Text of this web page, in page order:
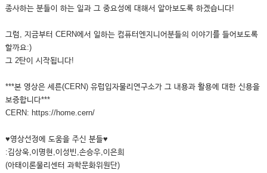
종사하는 분들이 하는 일과 그 중요성에 대해서 알아보도록 하겠습니다!
그럼, 지금부터 CERN에서 일하는 컴퓨터엔지니어분들의 이야기를 들어보도록
할까요:)
그 2탄이 시작됩니다!
***본 영상은 세른(CERN) 유럽입자물리연구소가 그 내용과 활용에 대한 신용을
보증합니다***
CERN: https://home.cern/
♥영상선정에 도움을 주신 분들♥
:김상욱,이명현,이성빈,손승우,이은희
(아태이론물리센터 과학문화위원단)